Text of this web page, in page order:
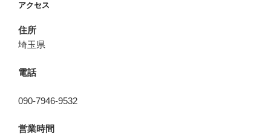
ン
アクセス
住所
埼玉県
電話
090-7946-9532
営業時間